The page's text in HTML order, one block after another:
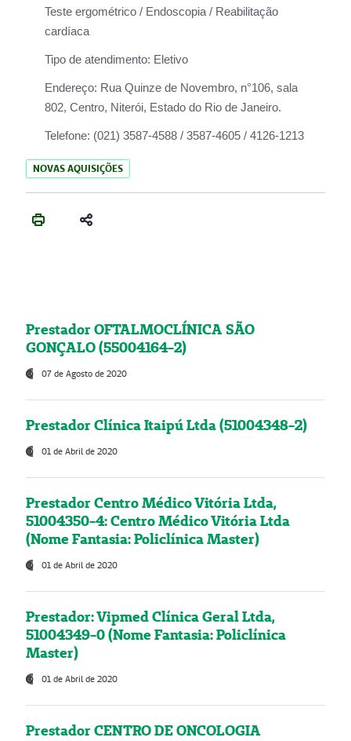
Teste ergométrico / Endoscopia / Reabilitação
cardíaca
Tipo de atendimento: Eletivo
Endereço: Rua Quinze de Novembro, n°106, sala
802, Centro, Niterói, Estado do Rio de Janeiro.
Telefone: (021) 3587-4588 / 3587-4605 / 4126-1213
NOVAS AQUISIÇÕES
Prestador OFTALMOCLÍNICA SÃO
GONÇALO (55004164-2)
07 de Agosto de 2020
Prestador Clínica Itaipú Ltda (51004348-2)
01 de Abril de 2020
Prestador Centro Médico Vitória Ltda,
51004350-4: Centro Médico Vitória Ltda
(Nome Fantasia: Policlínica Master)
01 de Abril de 2020
Prestador: Vipmed Clínica Geral Ltda,
51004349-0 (Nome Fantasia: Policlínica
Master)
01 de Abril de 2020
Prestador CENTRO DE ONCOLOGIA